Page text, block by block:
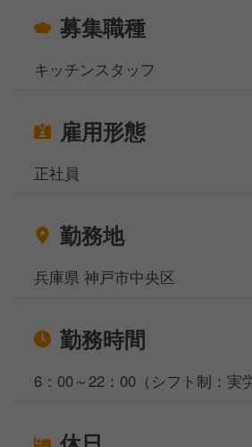
福利厚生として、寮社宅、退職金
があります。
たい方をお待ちしています。
当社サイト、フーズラボ・エージ
かにも飲食店の求人を多数揃えて
地元で働きたい方、都心部で働き
相談窓口事務所は東京、大阪、名
の転職・就職のプロが対応いたし
募集職種
キッチンスタッフ
雇用形態
正社員
勤務地
兵庫県 神戸市中央区
勤務時間
6：00～22：00（シフト制：実